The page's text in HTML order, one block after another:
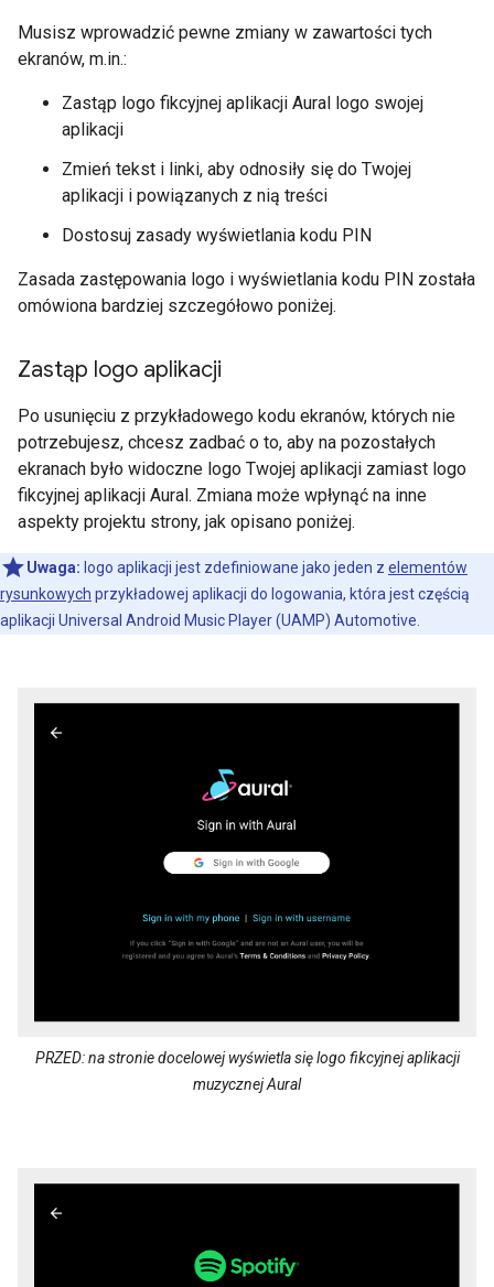
Musisz wprowadzić pewne zmiany w zawartości tych
ekranów, m.in.:
Zastąp logo fikcyjnej aplikacji Aural logo swojej
aplikacji
Zmień tekst i linki, aby odnosiły się do Twojej
aplikacji i powiązanych z nią treści
Dostosuj zasady wyświetlania kodu PIN
Zasada zastępowania logo i wyświetlania kodu PIN została
omówiona bardziej szczegółowo poniżej.
Zastąp logo aplikacji
Po usunięciu z przykładowego kodu ekranów, których nie
potrzebujesz, chcesz zadbać o to, aby na pozostałych
ekranach było widoczne logo Twojej aplikacji zamiast logo
fikcyjnej aplikacji Aural. Zmiana może wpłynąć na inne
aspekty projektu strony, jak opisano poniżej.
Uwaga: logo aplikacji jest zdefiniowane jako jeden z elementów
rysunkowych przykładowej aplikacji do logowania, która jest częścią
aplikacji Universal Android Music Player (UAMP) Automotive.
PRZED: na stronie docelowej wyświetla się logo fikcyjnej aplikacji
muzycznej Aural